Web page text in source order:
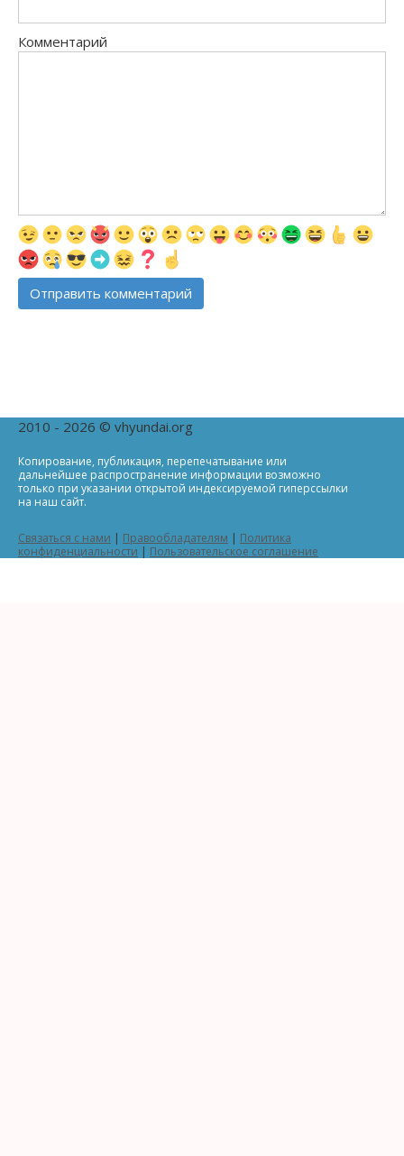
Комментарий
2010 - 2026 © vhyundai.org
Копирование, публикация, перепечатывание или
дальнейшее распространение информации возможно
только при указании открытой индексируемой гиперссылки
на наш сайт.
Связаться с нами | Правообладателям | Политика
конфиденциальности | Пользовательское соглашение